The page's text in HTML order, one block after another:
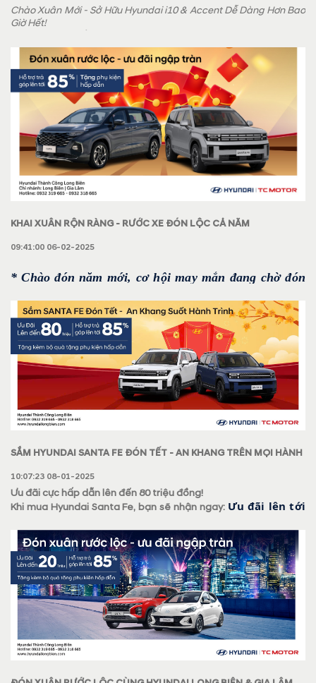
Chào Xuân Mới - Sở Hữu Hyundai i10 & Accent Dễ Dàng Hơn Bao
Giờ Hết!
KHAI XUÂN RỘN RÀNG - RƯỚC XE ĐÓN LỘC CẢ NĂM
09:41:00 06-02-2025
* Chào đón năm mới, cơ hội may mắn đang chờ đón
* Mua xe ngay hôm nay, nhận quà tặng đặc biệt:
SẮM HYUNDAI SANTA FE ĐÓN TẾT - AN KHANG TRÊN MỌI HÀNH
TRÌNH!
10:07:23 08-01-2025
Ưu đãi cực hấp dẫn lên đến 80 triệu đồng!
Khi mua Hyundai Santa Fe, bạn sẽ nhận ngay: Ưu đãi lên tới